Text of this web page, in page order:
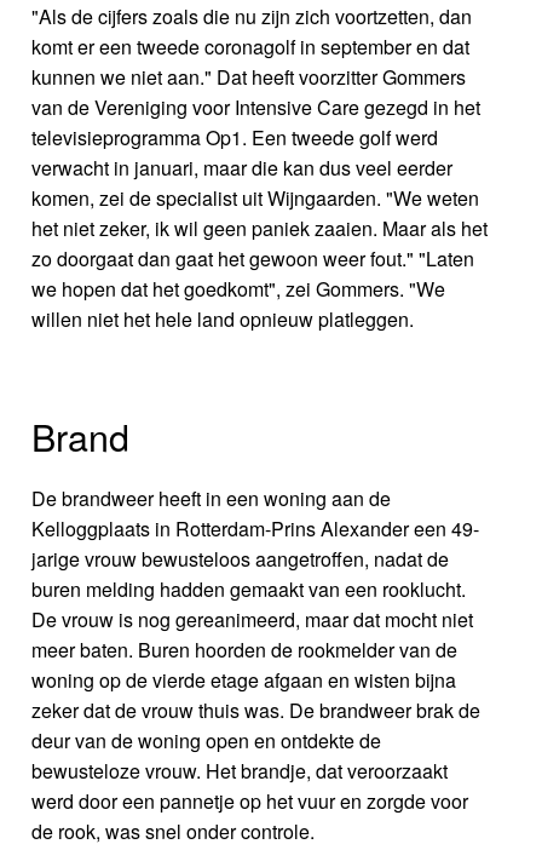
"Als de cijfers zoals die nu zijn zich voortzetten, dan
komt er een tweede coronagolf in september en dat
kunnen we niet aan." Dat heeft voorzitter Gommers
van de Vereniging voor Intensive Care gezegd in het
televisieprogramma Op1. Een tweede golf werd
verwacht in januari, maar die kan dus veel eerder
komen, zei de specialist uit Wijngaarden. "We weten
het niet zeker, ik wil geen paniek zaaien. Maar als het
zo doorgaat dan gaat het gewoon weer fout." "Laten
we hopen dat het goedkomt", zei Gommers. "We
willen niet het hele land opnieuw platleggen.
Brand
De brandweer heeft in een woning aan de
Kelloggplaats in Rotterdam-Prins Alexander een 49-
jarige vrouw bewusteloos aangetroffen, nadat de
buren melding hadden gemaakt van een rooklucht.
De vrouw is nog gereanimeerd, maar dat mocht niet
meer baten. Buren hoorden de rookmelder van de
woning op de vierde etage afgaan en wisten bijna
zeker dat de vrouw thuis was. De brandweer brak de
deur van de woning open en ontdekte de
bewusteloze vrouw. Het brandje, dat veroorzaakt
werd door een pannetje op het vuur en zorgde voor
de rook, was snel onder controle.